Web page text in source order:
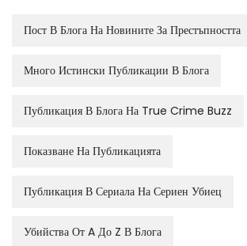
Пост В Блога На Новините За Престъпността
Много Истински Публикации В Блога
Публикация В Блога На True Crime Buzz
Показване На Публикацията
Публикация В Сериала На Сериен Убиец
Убийства От A До Z В Блога